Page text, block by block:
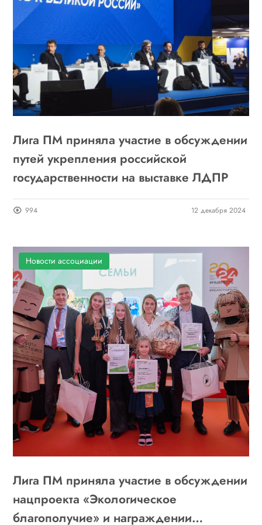
Лига ПМ приняла участие в обсуждении
путей укрепления российской
государственности на выставке ЛДПР
994 12 декабря 2024
Новости ассоциации
Лига ПМ приняла участие в обсуждении
нацпроекта «Экологическое
благополучие» и награждении